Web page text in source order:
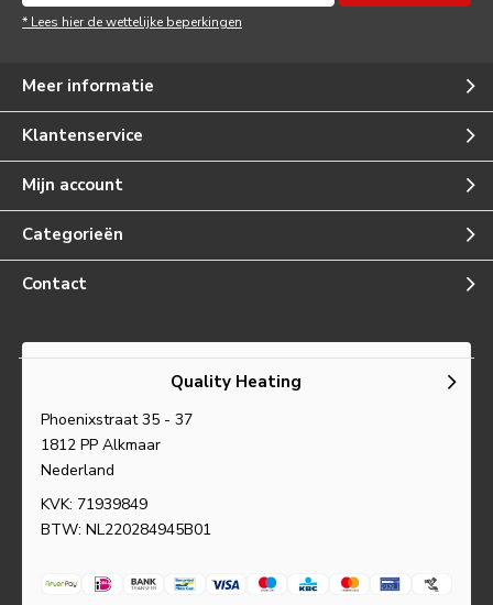
* Lees hier de wettelijke beperkingen
Meer informatie
Klantenservice
Mijn account
Categorieën
Contact
Quality Heating
Phoenixstraat 35 - 37
1812 PP Alkmaar
Nederland
KVK: 71939849
BTW: NL220284945B01